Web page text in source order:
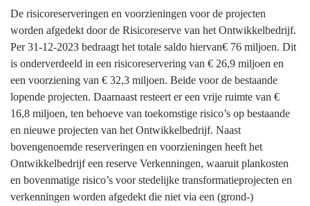
Ontwikkelbedrijf
grondbeleid
voorzieningen
De risicoreserveringen en voorzieningen voor de projecten
worden afgedekt door de Risicoreserve van het Ontwikkelbedrijf.
Per 31-12-2023 bedraagt het totale saldo hiervan€ 76 miljoen. Dit
is onderverdeeld in een risicoreservering van € 26,9 miljoen en
een voorziening van € 32,3 miljoen. Beide voor de bestaande
lopende projecten. Daarnaast resteert er een vrije ruimte van €
16,8 miljoen, ten behoeve van toekomstige risico’s op bestaande
en nieuwe projecten van het Ontwikkelbedrijf. Naast
bovengenoemde reserveringen en voorzieningen heeft het
Ontwikkelbedrijf een reserve Verkenningen, waaruit plankosten
en bovenmatige risico’s voor stedelijke transformatieprojecten en
verkenningen worden afgedekt die niet via een (grond-)